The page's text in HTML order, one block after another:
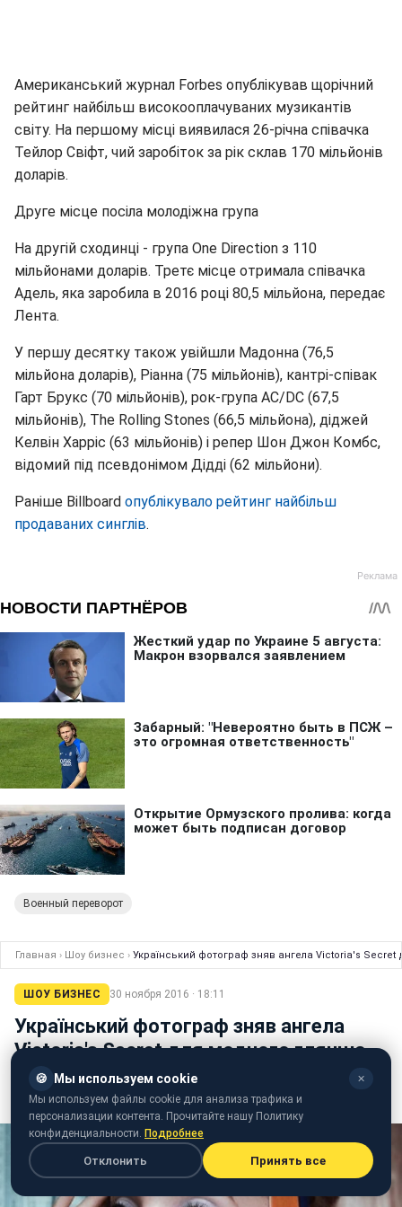
Американський журнал Forbes опублікував щорічний
рейтинг найбільш високооплачуваних музикантів
світу. На першому місці виявилася 26-річна співачка
Тейлор Свіфт, чий заробіток за рік склав 170 мільйонів
доларів.
Друге місце посіла молодіжна група
На другій сходинці - група One Direction з 110
мільйонами доларів. Третє місце отримала співачка
Адель, яка заробила в 2016 році 80,5 мільйона, передає
Лента.
У першу десятку також увійшли Мадонна (76,5
мільйона доларів), Ріанна (75 мільйонів), кантрі-співак
Гарт Брукс (70 мільйонів), рок-група AC/DC (67,5
мільйонів), The Rolling Stones (66,5 мільйона), діджей
Келвін Харріс (63 мільйонів) і репер Шон Джон Комбс,
відомий під псевдонімом Дідді (62 мільйони).
Раніше Billboard опублікувало рейтинг найбільш
продаваних синглів.
Военный переворот
Главная › Шоу бизнес › Український фотограф зняв ангела Victoria's
ШОУ БИЗНЕС 30 ноября 2016 · 18:11
Український фотограф зняв ангела
Victoria's Secret для модного глянцю
Киянка Юлія Горбаченко знімає для таких видань як
Elle і Harper's Bazaar
🍪 Мы используем cookie ✕
Мы используем файлы cookie для анализа трафика и
персонализации контента. Прочитайте нашу Политику
конфиденциальности. Подробнее
Отклонить Принять все